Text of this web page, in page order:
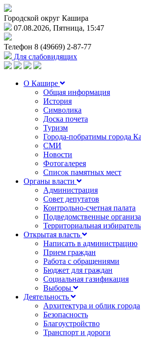
Городской округ Кашира
07.08.2026, Пятница, 15:47
Телефон 8 (49669) 2-87-77
Для слабовидящих
О Кашире
Общая информация
История
Символика
Доска почета
Туризм
Города-побратимы города
СМИ
Новости
Фотогалерея
Список памятных мест
Органы власти
Администрация
Совет депутатов
Контрольно-счетная палата
Подведомственные
Территориальная
Открытая власть
Написать в администрацию
Прием граждан
Работа с обращениями
Бюджет для граждан
Социальная газификация
Выборы
Деятельность
Архитектура и облик города
Безопасность
Благоустройство
Транспорт и дороги